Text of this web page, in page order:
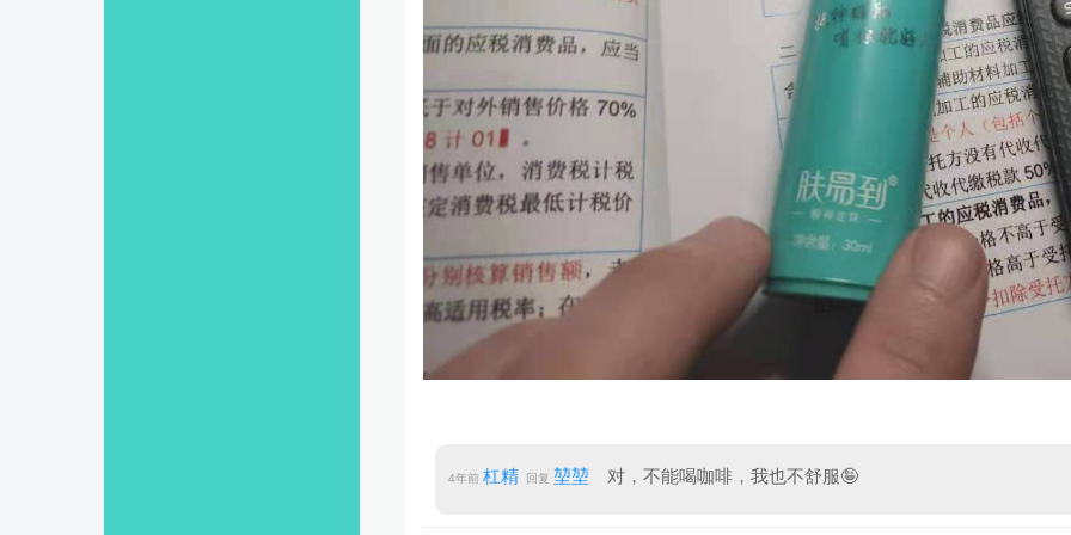
4年前 杠精 回复 堃堃 对，不能喝咖啡，我也不舒服🤪